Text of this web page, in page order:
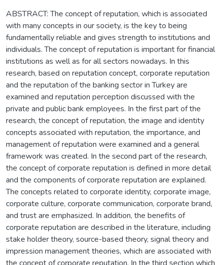
ABSTRACT: The concept of reputation, which is associated
with many concepts in our society, is the key to being
fundamentally reliable and gives strength to institutions and
individuals. The concept of reputation is important for financial
institutions as well as for all sectors nowadays. In this
research, based on reputation concept, corporate reputation
and the reputation of the banking sector in Turkey are
examined and reputation perception discussed with the
private and public bank employees. In the first part of the
research, the concept of reputation, the image and identity
concepts associated with reputation, the importance, and
management of reputation were examined and a general
framework was created. In the second part of the research,
the concept of corporate reputation is defined in more detail
and the components of corporate reputation are explained.
The concepts related to corporate identity, corporate image,
corporate culture, corporate communication, corporate brand,
and trust are emphasized. In addition, the benefits of
corporate reputation are described in the literature, including
stake holder theory, source-based theory, signal theory and
impression management theories, which are associated with